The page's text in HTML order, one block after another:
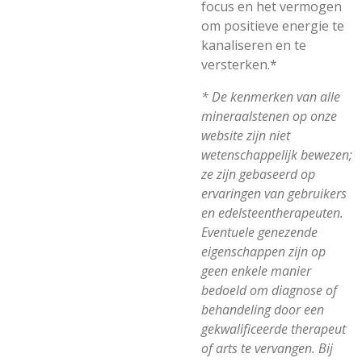
focus en het vermogen
om positieve energie te
kanaliseren en te
versterken.*
* De kenmerken van alle
mineraalstenen op onze
website zijn niet
wetenschappelijk bewezen;
ze zijn gebaseerd op
ervaringen van gebruikers
en edelsteentherapeuten.
Eventuele genezende
eigenschappen zijn op
geen enkele manier
bedoeld om diagnose of
behandeling door een
gekwalificeerde therapeut
of arts te vervangen. Bij